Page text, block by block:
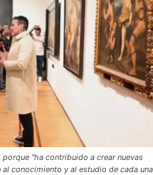
"ha contribuido a crear nuevas
conocimiento y al estudio de cada una